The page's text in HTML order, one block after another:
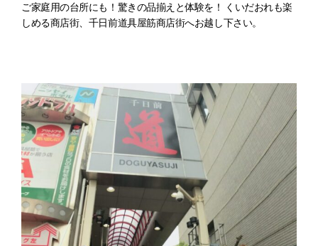
ご家庭用の台所にも！驚きの品揃えと体験を！ くいだおれも楽
しめる商店街、千日前道具屋筋商店街へお越し下さい。